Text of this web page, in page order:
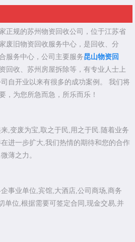
正规的苏州物资回收公司，位于江苏省
废旧物资回收服务中心，是回收、分
服务中心，公司主要服务昆山物资回
回收、苏州房屋拆除等，有专业人士上
自开业以来有很多的成功案例。 我们将
，为您所急而急，所乐而乐！
,变废为宝,取之于民,用之于民.随着业务
进一步扩大,我们热情的期待和您的合作
薄之力。
事业单位,宾馆,大酒店,公司商场,商务
单位,根据需要可签定合同,现金交易,并